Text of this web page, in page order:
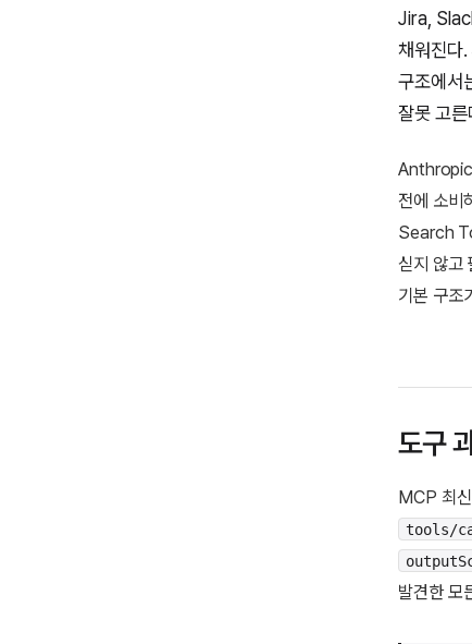
Jira,
채워진다
구조에서
잘못 고른
전에 소비
Search
싣지 않고
기본 구조
도구
MCP 최
tools/
발견한